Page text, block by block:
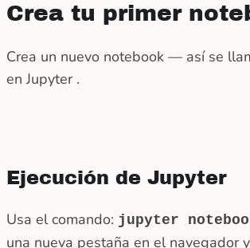
Crea tu primer
Crea un nuevo notebook — así se
en Jupyter .
Ejecución de Jupyter
Usa el comando: jupyter
una nueva pestaña en el navegador